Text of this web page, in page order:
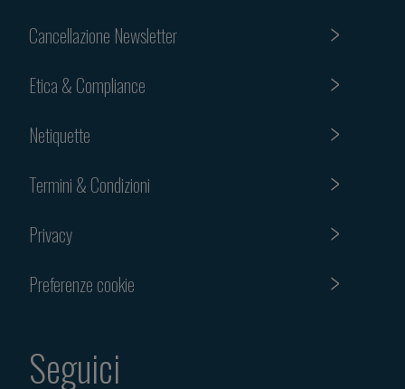
Cancellazione Newsletter
Etica & Compliance
Netiquette
Termini & Condizioni
Privacy
Preferenze cookie
Seguici